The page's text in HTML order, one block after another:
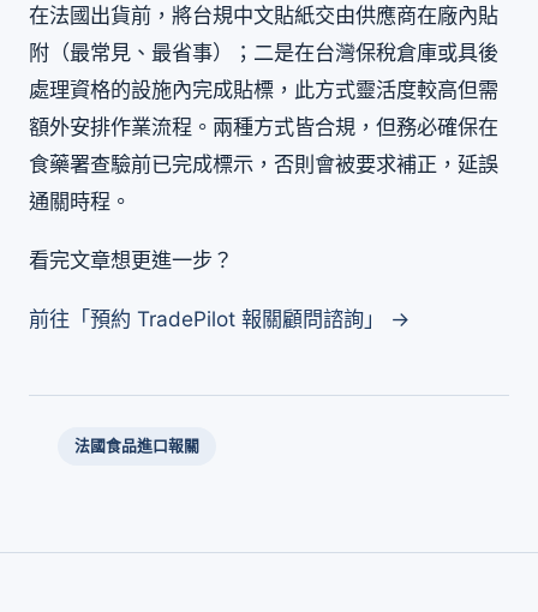
在法國出貨前，將台規中文貼紙交由供應商在廠內貼
附（最常見、最省事）；二是在台灣保稅倉庫或具後
處理資格的設施內完成貼標，此方式靈活度較高但需
額外安排作業流程。兩種方式皆合規，但務必確保在
食藥署查驗前已完成標示，否則會被要求補正，延誤
通關時程。
看完文章想更進一步？
前往「預約 TradePilot 報關顧問諮詢」 →
法國食品進口報關